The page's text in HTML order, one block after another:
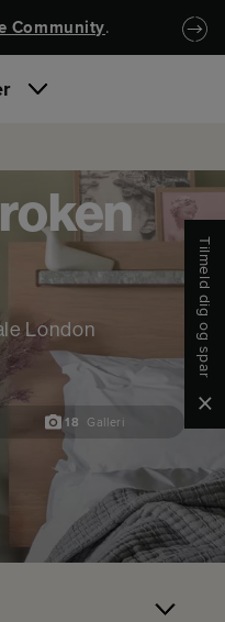
Community.
London
18 Galleri
Tilmeld dig og spar